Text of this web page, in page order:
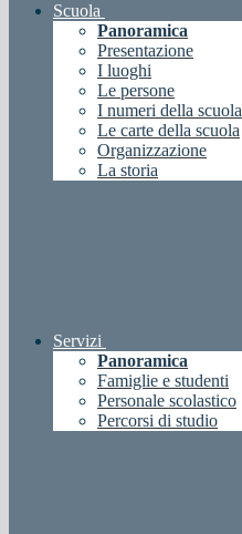
Scuola
Panoramica
Presentazione
I luoghi
Le persone
I numeri della scuola
Le carte della scuola
Organizzazione
La storia
Servizi
Panoramica
Famiglie e studenti
Personale scolastico
Percorsi di studio